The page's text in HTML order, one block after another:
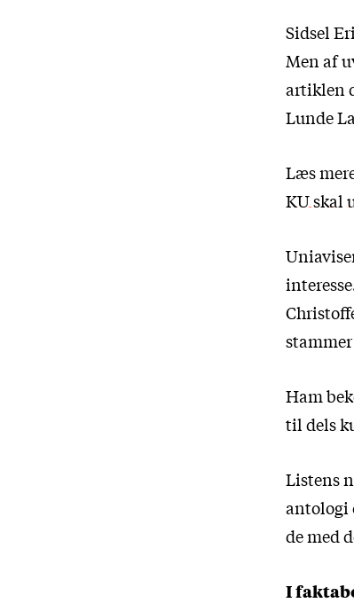
Sidsel
Men af
artiklen
Lunde
Læs
KU skal
Ham
til dels
Listens
antologi
de med
I